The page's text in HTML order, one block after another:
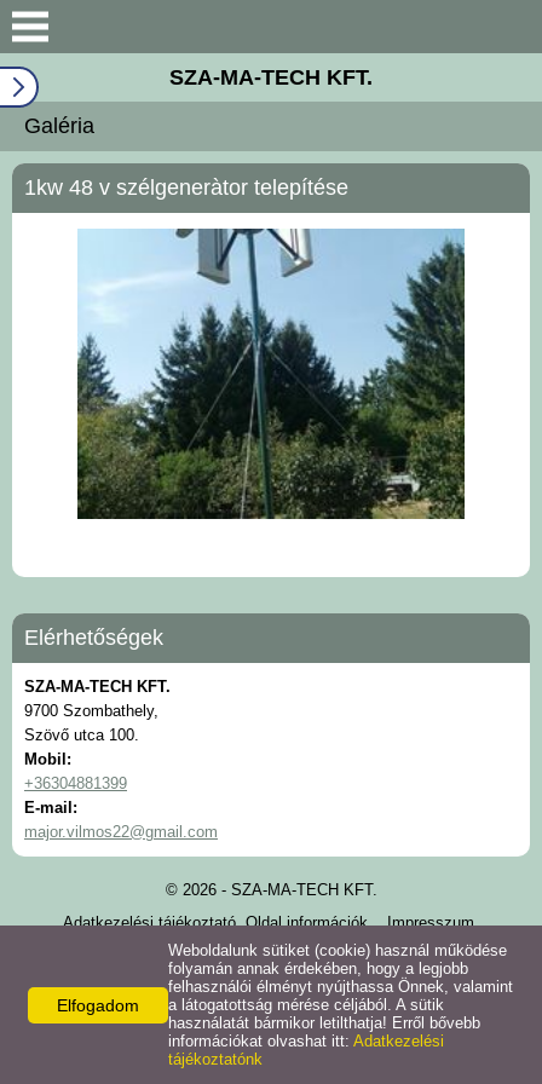
Bemutatkozás
Wind system
Géppark
ISO 9001
Széchenyi 2020
Galéria
Elérhetőségek
SZA-MA-TECH KFT.
Galéria
1kw 48 v szélgeneràtor telepítése
Elérhetőségek
SZA-MA-TECH KFT.
9700 Szombathely,
Szövő utca 100.
Mobil:
+36304881399
E-mail:
major.vilmos22@gmail.com
© 2026 - SZA-MA-TECH KFT.
Adatkezelési tájékoztató Oldal információk
Impresszum
SZA-MA-TECH KFT.
fémfeldolgozás, szerszámgyártás, CNC
Elfogadom
Weboldalunk sütiket (cookie) használ működése
folyamán annak érdekében, hogy a legjobb
felhasználói élményt nyújthassa Önnek, valamint
a látogatottság mérése céljából. A sütik
használatát bármikor letilthatja! Erről bővebb
információkat olvashat itt: Adatkezelési
tájékoztatónk